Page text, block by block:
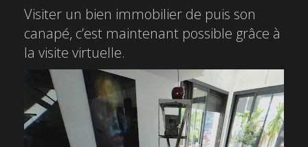
Visiter un bien immobilier de puis son
canapé, c’est maintenant possible grâce à
la visite virtuelle.